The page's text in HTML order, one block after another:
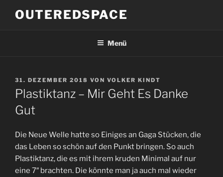
InhaltOUTEREDSPACE
Menü
VERÖFFENTLICHT
AM
31. DEZEMBER 2018 VON VOLKER KINDT
Plastiktanz – Mir Geht Es Danke
Gut
Die Neue Welle hatte so Einiges an Gaga Stücken, die
das Leben so schön auf den Punkt bringen. So auch
Plastiktanz, die es mit ihrem kruden Minimal auf nur
eine 7″ brachten. Die könnte man ja auch mal wieder